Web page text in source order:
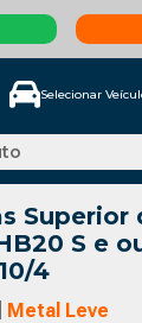
Selecionar
Superior
S e
4
Metal Leve